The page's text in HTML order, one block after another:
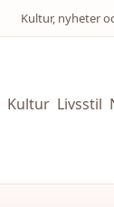
Kultur, nyheter
Kultur Livsstil